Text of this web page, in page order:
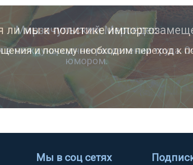
Мирзачульский Мерседес
в международном разделении труда.
юмором.
Мы в соц сетях